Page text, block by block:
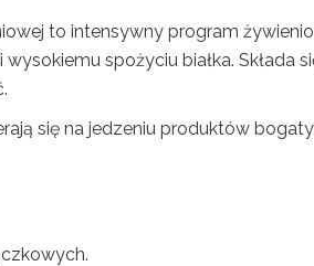
to intensywny program
spożyciu białka. Składa
się na jedzeniu produktów